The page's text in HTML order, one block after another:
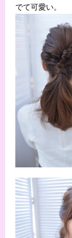
でて可愛い。